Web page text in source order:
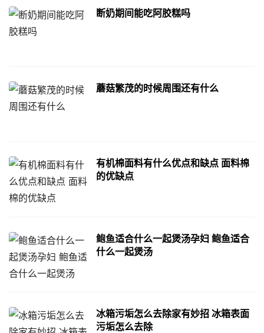
断奶期间能吃阿胶糕吗
蘑菇繁茂的时候周围还有什么
有机棉面料有什么优点和缺点 面料棉
的优缺点
鲍鱼适合什么一起煲汤孕妇 鲍鱼适合
什么一起煲汤
冰箱污垢怎么去除家有妙招 冰箱表面
污垢怎么去除